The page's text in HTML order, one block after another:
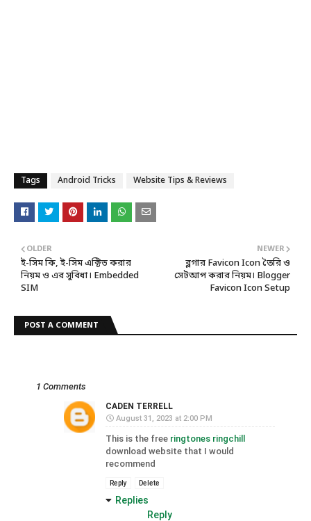
Tags Android Tricks Website Tips & Reviews
NEWER
ব্লগার Favicon Icon তৈরি ও
সেটআপ করার নিয়ম। Blogger
Favicon Icon Setup
OLDER
ই-সিম কি, ই-সিম এক্টিভ করার
নিয়ম ও এর সুবিধা। Embedded
SIM
POST A COMMENT
1 Comments
CADEN TERRELL
August 31, 2023 at 2:00 PM
This is the free ringtones ringchill
download website that I would
recommend
Reply Delete
Replies
Reply